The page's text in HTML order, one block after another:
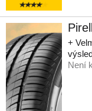
+
Není